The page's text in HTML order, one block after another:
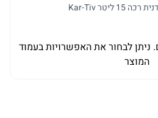
ניתן לבחור את האפשרויות בעמוד
המוצר